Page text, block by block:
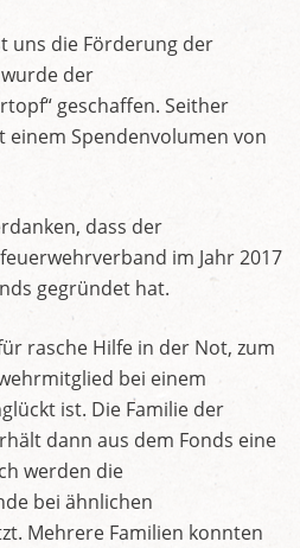
uns die Förderung der
der
geschaffen. Seither
einem Spendenvolumen von
dass der
im Jahr 2017
gegründet hat.
rasche Hilfe in der Not, zum
bei einem
ist. Die Familie der
dann aus dem Fonds eine
werden die
bei ähnlichen
Mehrere Familien konnten